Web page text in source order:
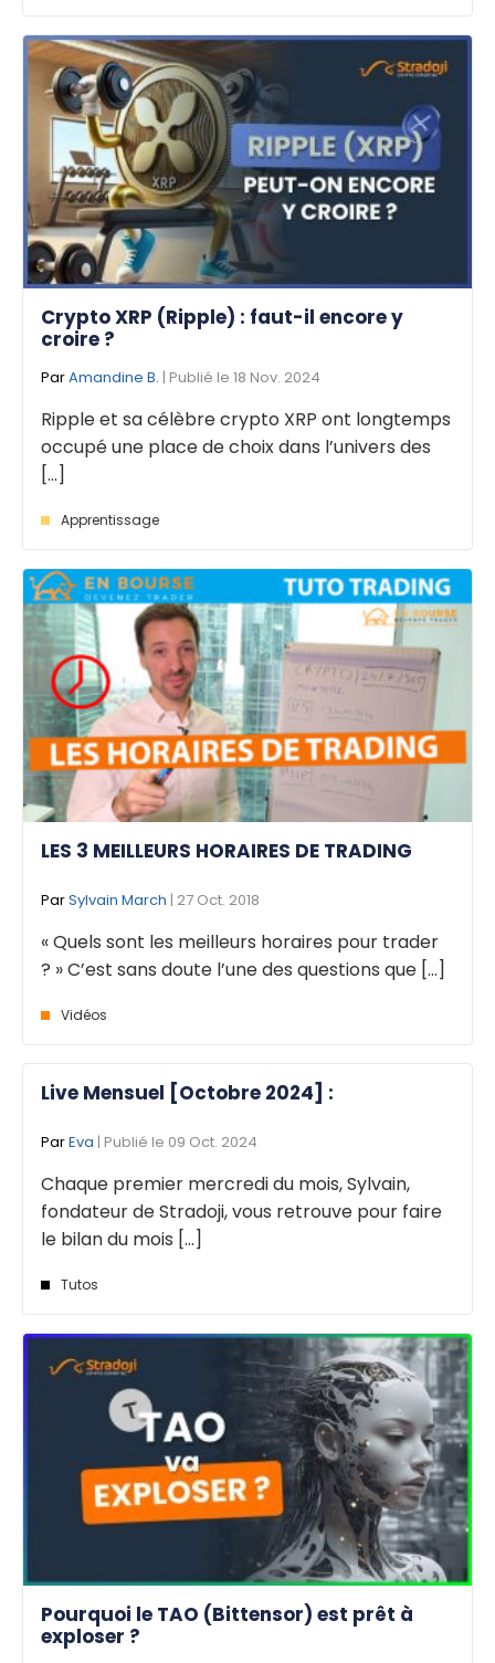
Crypto XRP (Ripple) : faut-il encore y
croire ?
ParAmandine B. | Publié le 18 Nov. 2024
Ripple et sa célèbre crypto XRP ont longtemps
occupé une place de choix dans l’univers des
[...]
Apprentissage
LES 3 MEILLEURS HORAIRES DE TRADING
ParSylvain March | 27 Oct. 2018
« Quels sont les meilleurs horaires pour trader
? » C’est sans doute l’une des questions que [...]
Vidéos
Live Mensuel [Octobre 2024] :
ParEva | Publié le 09 Oct. 2024
Chaque premier mercredi du mois, Sylvain,
fondateur de Stradoji, vous retrouve pour faire
le bilan du mois [...]
Tutos
Pourquoi le TAO (Bittensor) est prêt à
exploser ?